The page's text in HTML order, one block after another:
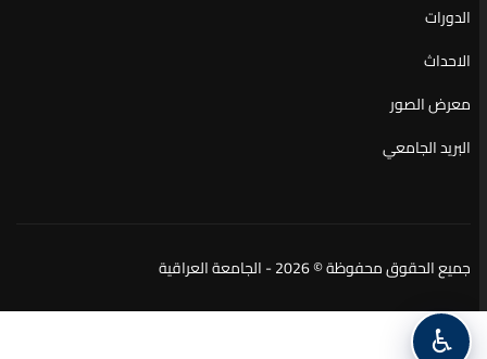
الدورات
الاحداث
معرض الصور
البريد الجامعي
جميع الحقوق محفوظة © 2026 - الجامعة العراقية
♿